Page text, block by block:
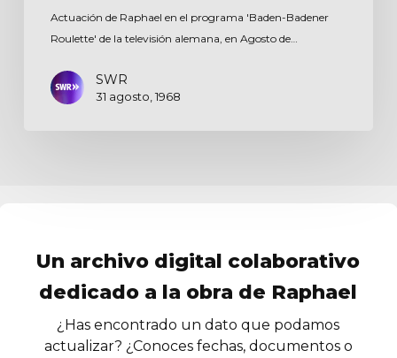
Actuación de Raphael en el programa 'Baden-Badener
Roulette' de la televisión alemana, en Agosto de…
SWR
31 agosto, 1968
Un archivo digital colaborativo
dedicado a la obra de Raphael
¿Has encontrado un dato que podamos
actualizar? ¿Conoces fechas, documentos o